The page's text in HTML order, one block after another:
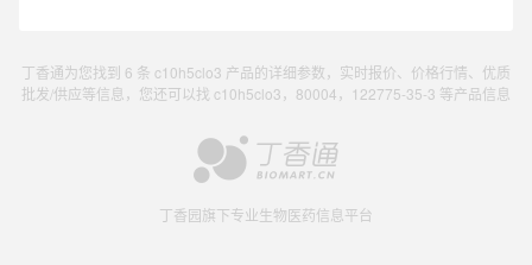
丁香通为您找到 6 条 c10h5clo3 产品的详细参数，实时报价、价格行情、优质
批发/供应等信息，您还可以找 c10h5clo3，80004，122775-35-3 等产品信息
丁香园旗下专业生物医药信息平台